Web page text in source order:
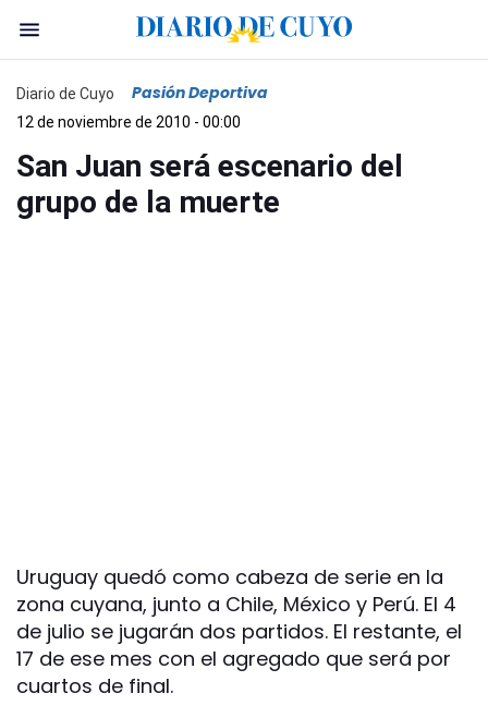
Diario de Cuyo Pasión Deportiva
12 de noviembre de 2010 - 00:00
San Juan será escenario del
grupo de la muerte
Uruguay quedó como cabeza de serie en la
zona cuyana, junto a Chile, México y Perú. El 4
de julio se jugarán dos partidos. El restante, el
17 de ese mes con el agregado que será por
cuartos de final.